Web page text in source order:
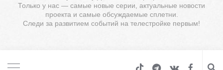
Только у нас — самые новые серии, актуальные новости
проекта и самые обсуждаемые сплетни.
Следи за развитием событий на телестройке первым!